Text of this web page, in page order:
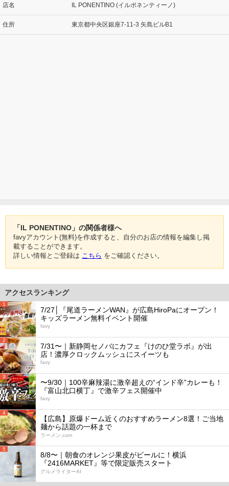
店名 IL PONENTINO (イルポネンティーノ)
住所 東京都中央区銀座7-11-3 矢島ビルB1
「IL PONENTINO」の関係者様へ
favyアカウント(無料)を作成すると、自分のお店の情報を編集し掲
載することができます。
詳しい情報とご登録は こちら をご確認ください。
アクセスランキング
1
7/27│『尾道ラーメンWAN』が広島HiroPaにオープン！
キッズラーメン無料イベント開催
favy
2
7/31〜｜新静岡セノバにカフェ『けのひ堂ラボ』が出
店！濃厚クロックムッシュにスイーツも
favy
3
〜9/30｜100辛麻辣湯に激辛超えの“インド辛”カレーも！
『富山北口横丁』で激辛フェス開催中
favy
4
【広島】原爆ドーム近くのおすすめラーメン8選！ご当地
麺から話題の一杯まで
ラーメン.com
5
8/8〜｜朝食のオレンジ果皮がビールに！横浜
『2416MARKET』等で限定販売スタート
グルメライターAI